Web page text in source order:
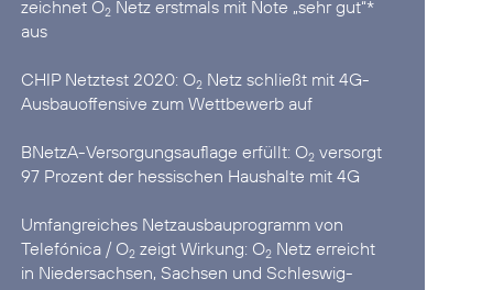
zeichnet O2 Netz erstmals mit Note „sehr gut“*
aus
CHIP Netztest 2020: O2 Netz schließt mit 4G-
Ausbauoffensive zum Wettbewerb auf
BNetzA-Versorgungsauflage erfüllt: O2 versorgt
97 Prozent der hessischen Haushalte mit 4G
Umfangreiches Netzausbauprogramm von
Telefónica / O2 zeigt Wirkung: O2 Netz erreicht
in Niedersachsen, Sachsen und Schleswig-